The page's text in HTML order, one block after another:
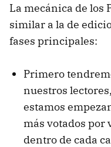
La mecánica de los
similar a la de
fases principales:
Primero
nuestros
estamos
más votados por
dentro de cada